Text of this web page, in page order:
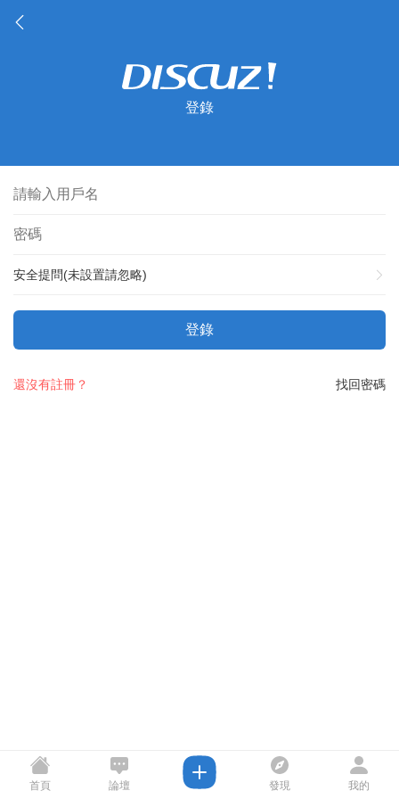
登錄
安全提問(未設置請忽略)
登錄
找回密碼
還沒有註冊？
首頁 論壇 發現 我的